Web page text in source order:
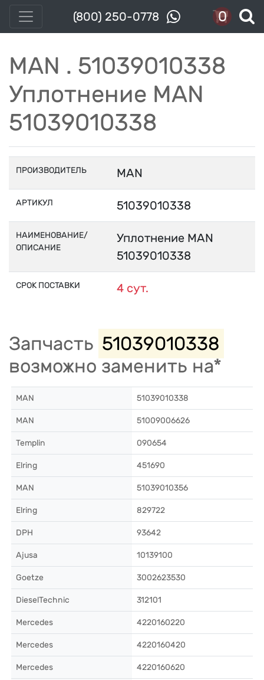
(800) 250-0778 0
MAN . 51039010338
Уплотнение MAN
51039010338
ПРОИЗВОДИТЕЛЬ MAN
АРТИКУЛ 51039010338
НАИМЕНОВАНИЕ/
ОПИСАНИЕ
Уплотнение MAN
51039010338
СРОК ПОСТАВКИ 4 сут.
Запчасть 51039010338
возможно заменить на*
MAN 51039010338
MAN 51009006626
Templin 090654
Elring 451690
MAN 51039010356
Elring 829722
DPH 93642
Ajusa 10139100
Goetze 3002623530
DieselTechnic 312101
Mercedes 4220160220
Mercedes 4220160420
Mercedes 4220160620